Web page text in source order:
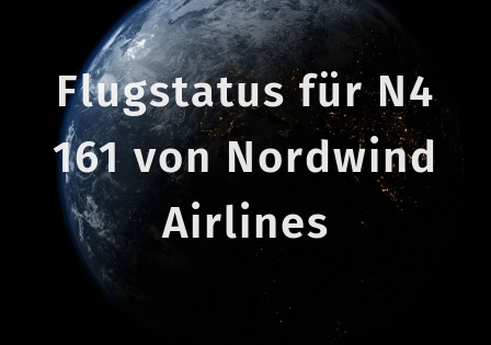
Flugstatus für N4
161 von Nordwind
Airlines